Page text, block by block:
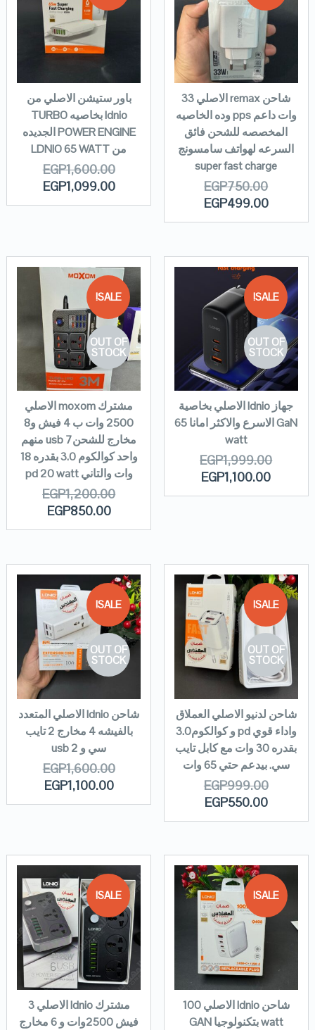
شاحن remax الاصلي 33
وات داعم pps وده الخاصيه
المخصصه للشحن فائق
السرعه لهواتف سامسونج
super fast charge
EGP750.00
EGP499.00
باور ستيشن الاصلي من
ldnio بخاصيه TURBO
POWER ENGINE الجديده
من LDNIO 65 WATT
EGP1,600.00
EGP1,099.00
SALE!
OUT OF
STOCK
جهاز ldnio الاصلي بخاصية
GaN الاسرع والاكثر امانا 65
watt
EGP1,999.00
EGP1,100.00
SALE!
OUT OF
STOCK
مشترك moxom الاصلي
2500 وات ب 4 فيش و8
مخارج للشحن7 usb منهم
واحد كوالكوم 3.0 بقدره 18
وات والتاني pd 20 watt
EGP1,200.00
EGP850.00
SALE!
OUT OF
STOCK
شاحن لدنيو الاصلي العملاق
واداء قوي pd و كوالكوم3.0
بقدره 30 وات مع كابل تايب
سي. بيدعم حتي 65 وات
EGP999.00
EGP550.00
SALE!
OUT OF
STOCK
شاحن ldnio الاصلي المتعدد
بالفيشه 4 مخارج 2 تايب
سي و 2 usb
EGP1,600.00
EGP1,100.00
SALE!
شاحن ldnio الاصلي 100
watt بتكنولوجيا GAN
SALE!
مشترك ldnio الاصلي 3
فيش 2500وات و 6 مخارج